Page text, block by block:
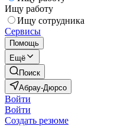
Ищу работу
Ищу сотрудника
Сервисы
Помощь
Ещё
Поиск
Абрау-Дюрсо
Войти
Войти
Создать резюме